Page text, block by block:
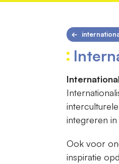
integreren
Ook voor
inspiratie